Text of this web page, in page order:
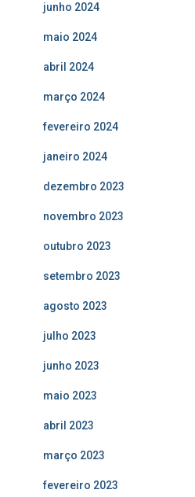
junho 2024
maio 2024
abril 2024
março 2024
fevereiro 2024
janeiro 2024
dezembro 2023
novembro 2023
outubro 2023
setembro 2023
agosto 2023
julho 2023
junho 2023
maio 2023
abril 2023
março 2023
fevereiro 2023